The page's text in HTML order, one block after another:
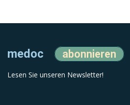
medoc abonnieren
Lesen Sie unseren Newsletter!